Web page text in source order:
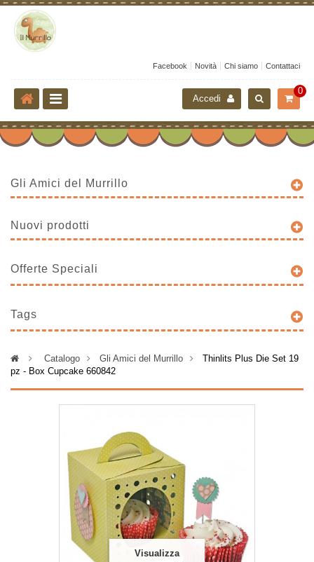
Facebook Novità Chi siamo Contattaci
0
Accedi
Gli Amici del Murrillo
Nuovi prodotti
Offerte Speciali
Tags
> Catalogo > Gli Amici del Murrillo >
Thinlits Plus Die Set 19
pz - Box Cupcake 660842
Visualizza